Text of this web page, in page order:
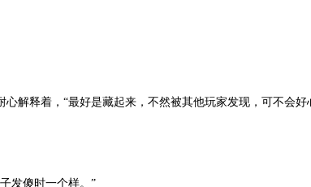
释着，“最好是藏起来，不然被其他玩家发现，可不会
发傻时一个样。”